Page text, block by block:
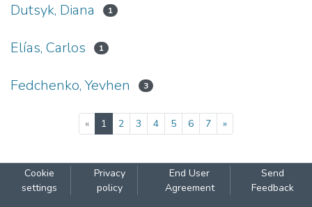
Dutsyk, Diana 1
Elías, Carlos 1
Fedchenko, Yevhen 3
« 1 (current)
2 3 4 5 6 7 »
Cookie
settings
Privacy
policy
End User
Agreement
Send
Feedback